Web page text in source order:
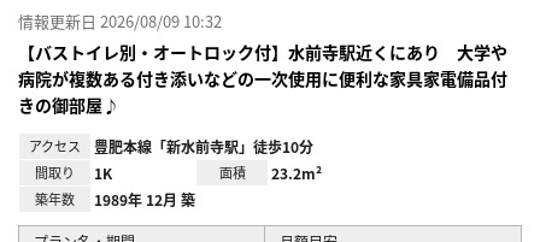
情報更新日 2026/08/09 10:32
【バストイレ別・オートロック付】水前寺駅近くにあり 大学や
病院が複数ある付き添いなどの一次使用に便利な家具家電備品付
きの御部屋♪
アクセス 豊肥本線「新水前寺駅」徒歩10分
間取り 1K 面積 23.2m²
築年数 1989年 12月 築